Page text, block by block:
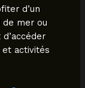
d’un
mer ou
activités